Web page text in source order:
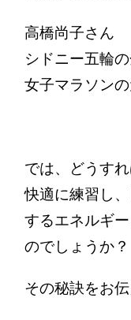
高橋尚子さん
シドニー五輪
女子マラソン
では、どうす
快適に練習し
するエネルギ
のでしょうか？
その秘訣をお